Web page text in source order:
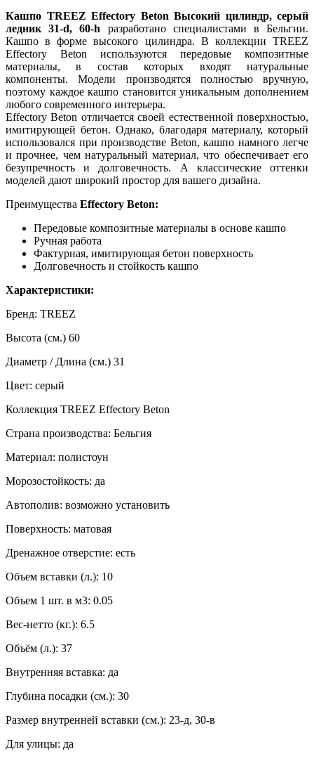
Кашпо TREEZ Effectory Beton Высокий цилиндр, серый
ледник 31-d, 60-h разработано специалистами в Бельгии.
Кашпо в форме высокого цилиндра. В коллекции TREEZ
Effectory Beton используются передовые композитные
материалы, в состав которых входят натуральные
компоненты. Модели производятся полностью вручную,
поэтому каждое кашпо становится уникальным дополнением
любого современного интерьера.
Effectory Beton отличается своей естественной поверхностью,
имитирующей бетон. Однако, благодаря материалу, который
использовался при производстве Beton, кашпо намного легче
и прочнее, чем натуральный материал, что обеспечивает его
безупречность и долговечность. А классические оттенки
моделей дают широкий простор для вашего дизайна.
Преимущества Effectory Beton:
Передовые композитные материалы в основе кашпо
Ручная работа
Фактурная, имитирующая бетон поверхность
Долговечность и стойкость кашпо
Характеристики:
Бренд: TREEZ
Высота (см.) 60
Диаметр / Длина (см.) 31
Цвет: серый
Коллекция TREEZ Effectory Beton
Страна производства: Бельгия
Материал: полистоун
Морозостойкость: да
Автополив: возможно установить
Поверхность: матовая
Дренажное отверстие: есть
Объем вставки (л.): 10
Объем 1 шт. в м3: 0.05
Вес-нетто (кг.): 6.5
Объём (л.): 37
Внутренняя вставка: да
Глубина посадки (см.): 30
Размер внутренней вставки (см.): 23-д, 30-в
Для улицы: да